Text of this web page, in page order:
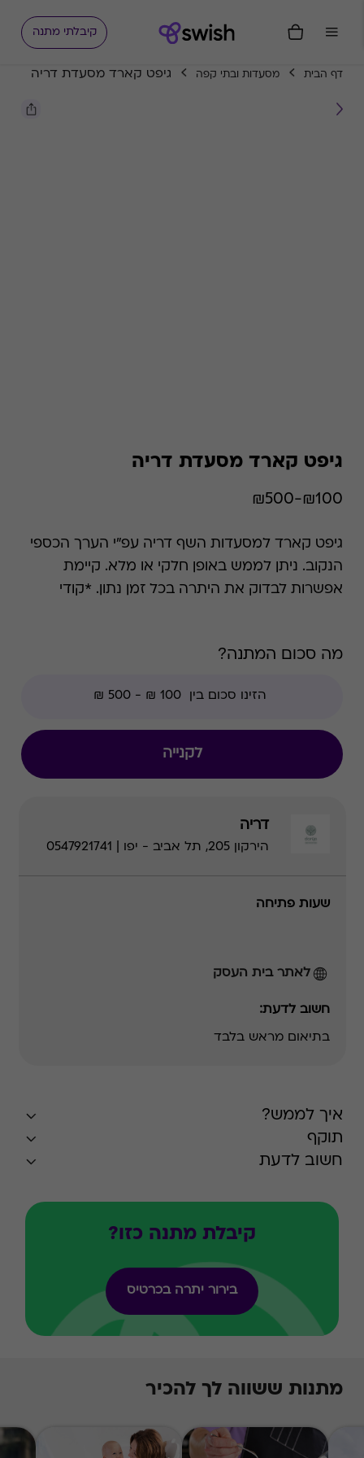
קיבלתי מתנה
דף הבית מסעדות ובתי קפה גיפט קארד מסעדת דריה
גיפט קארד מסעדת דריה
₪100-₪500
גיפט קארד למסעדות השף דריה עפ"י הערך הכספי
הנקוב. ניתן לממש באופן חלקי או מלא. קיימת
אפשרות לבדוק את היתרה בכל זמן נתון. *קודי
מה סכום המתנה?
לקנייה
דריה
הירקון 205, תל אביב - יפו | 0547921741
שעות פתיחה
לאתר בית העסק
חשוב לדעת:
בתיאום מראש בלבד
איך לממש?
תוקף
חשוב לדעת
קיבלת מתנה כזו?
בירור יתרה בכרטיס
מתנות ששווה לך להכיר